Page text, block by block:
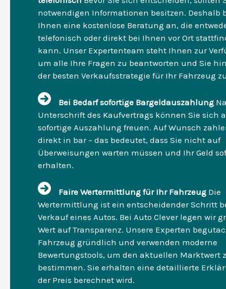
notwendigen Informationen besitzen. Deshalb
Ihnen eine kostenlose Beratung an, die
telefonisch oder direkt bei Ihnen vor Ort
kann. Unser Expertenteam steht Ihnen zur
um alle Ihre Fragen zu beantworten und Sie
der besten Verkaufsstrategie für Ihr Fahrzeug
Bei Bedarf sofortige Bargeldauszahlung
Unterschrift des Kaufvertrags können Sie sich
sofortige Auszahlung freuen. Auf Wunsch
direkt in bar – das bedeutet, dass Sie nicht auf
Überweisungen warten müssen und Ihr Geld
erhalten.
Faire Wertermittlung für Ihr Fahrzeug Die
Wertermittlung ist ein entscheidender Schritt
Verkauf eines Autos. Bei Auto Clever legen wir
Wert auf Transparenz. Unsere Experten
Fahrzeug gründlich und verwenden moderne
Bewertungstools, um den aktuellen Marktwert
bestimmen. Sie erhalten eine detaillierte
der Preis berechnet wird.